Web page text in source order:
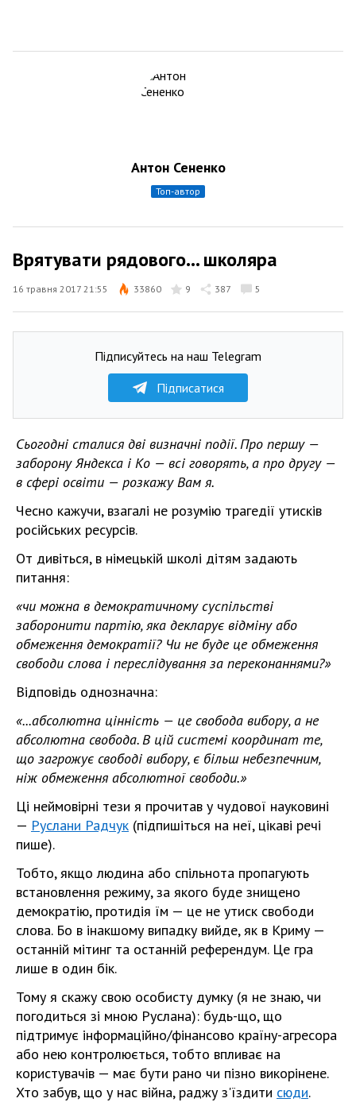
Антон Сененко
топ-автор
Врятувати рядового... школяра
16 травня 2017 21:55 33860 9 387 5
Підписуйтесь на наш Telegram
Підписатися
Сьогодні сталися дві визначні події. Про першу —
заборону Яндекса і Ко — всі говорять, а про другу —
в сфері освіти — розкажу Вам я.
Чесно кажучи, взагалі не розумію трагедії утисків
російських ресурсів.
От дивіться, в німецькій школі дітям задають
питання:
«чи можна в демократичному суспільстві
заборонити партію, яка декларує відміну або
обмеження демократії? Чи не буде це обмеження
свободи слова і переслідування за переконаннями?»
Відповідь однозначна:
«...абсолютна цінність — це свобода вибору, а не
абсолютна свобода. В цій системі координат те,
що загрожує свободі вибору, є більш небезпечним,
ніж обмеження абсолютної свободи.»
Ці неймовірні тези я прочитав у чудової науковині
— Руслани Радчук (підпишіться на неї, цікаві речі
пише).
Тобто, якщо людина або спільнота пропагують
встановлення режиму, за якого буде знищено
демократію, протидія їм — це не утиск свободи
слова. Бо в інакшому випадку вийде, як в Криму —
останній мітинг та останній референдум. Це гра
лише в один бік.
Тому я скажу свою особисту думку (я не знаю, чи
погодиться зі мною Руслана): будь-що, що
підтримує інформаційно/фінансово країну-агресора
або нею контролюється, тобто впливає на
користувачів — має бути рано чи пізно викорінене.
Хто забув, що у нас війна, раджу з'їздити сюди.